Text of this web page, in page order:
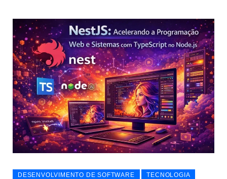
DESENVOLVIMENTO DE SOFTWARE TECNOLOGIA